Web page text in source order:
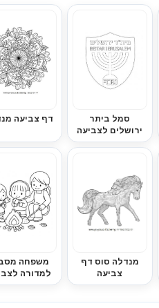
סמל ביתר
ירושלים לצביעה
דף צביעה
מנדלה סוס דף
צביעה
משפחה
למדורה